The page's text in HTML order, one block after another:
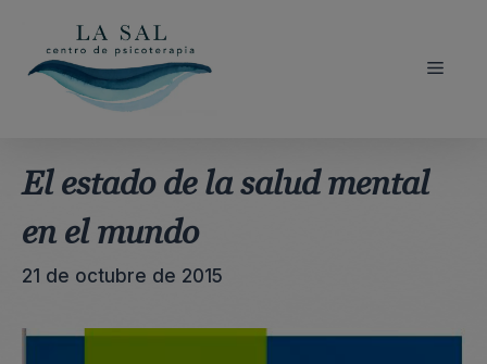
Menú
El estado de la salud mental
en el mundo
21 de octubre de 2015